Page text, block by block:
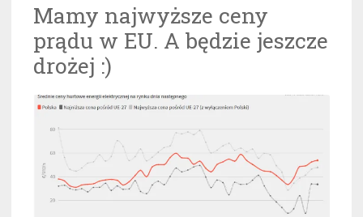
Mamy najwyższe ceny
prądu w EU. A będzie jeszcze
drożej :)